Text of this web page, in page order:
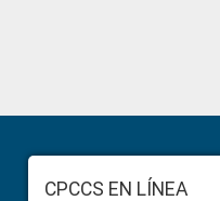
Sidebar
FooterCPCCS EN LÍNEA